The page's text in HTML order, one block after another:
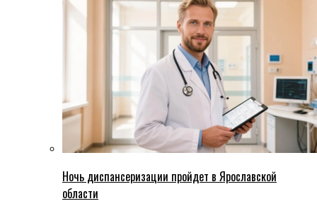
Ночь диспансеризации пройдет в Ярославской
области